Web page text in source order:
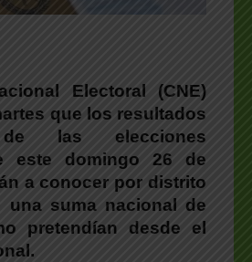
Electoral (CNE)
que los resultados
de las elecciones
este domingo 26 de
a conocer por distrito
una suma nacional de
pretendían desde el